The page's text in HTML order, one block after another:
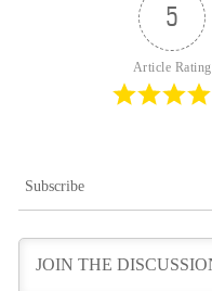
5
Article Rating
Subscribe